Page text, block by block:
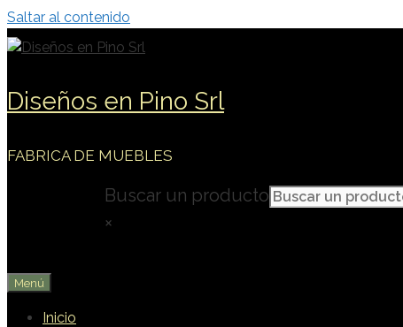
Saltar al contenido
Diseños en Pino Srl
FABRICA DE MUEBLES
Buscar un producto
×
Menú
Inicio